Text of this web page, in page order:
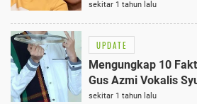
Hubungan Mereka
sekitar 1 tahun lalu
UPDATE
Mengungkap 10
Gus Azmi Vokalis
yang Multitalenta
sekitar 1 tahun lalu